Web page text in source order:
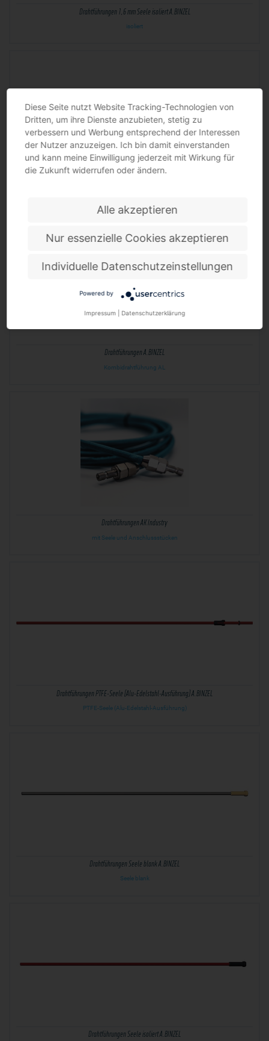
Drahtführungen 1,6 mm Seele isoliert A.BINZEL
isoliert
Drahtführungen A.BINZEL
Kombidrahtführung AL
Drahtführungen AK Industry
mit Seele und Anschlussstücken
Drahtführungen PTFE-Seele (Alu-Edelstahl-Ausführung) A.BINZEL
PTFE-Seele (Alu-Edelstahl-Ausführung)
Drahtführungen Seele blank A.BINZEL
Seele blank
Drahtführungen Seele isoliert A.BINZEL
Diese Seite nutzt Website Tracking-Technologien von
Dritten, um ihre Dienste anzubieten, stetig zu
verbessern und Werbung entsprechend der Interessen
der Nutzer anzuzeigen. Ich bin damit einverstanden
und kann meine Einwilligung jederzeit mit Wirkung für
die Zukunft widerrufen oder ändern.
Alle akzeptieren
Nur essenzielle Cookies akzeptieren
Individuelle Datenschutzeinstellungen
Powered by
Impressum Datenschutzerklärung